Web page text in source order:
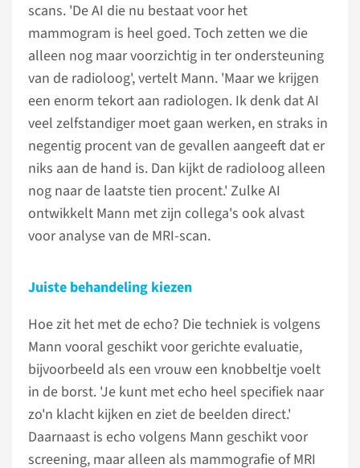
scans. 'De AI die nu bestaat voor het
mammogram is heel goed. Toch zetten we die
alleen nog maar voorzichtig in ter ondersteuning
van de radioloog', vertelt Mann. 'Maar we krijgen
een enorm tekort aan radiologen. Ik denk dat AI
veel zelfstandiger moet gaan werken, en straks in
negentig procent van de gevallen aangeeft dat er
niks aan de hand is. Dan kijkt de radioloog alleen
nog naar de laatste tien procent.' Zulke AI
ontwikkelt Mann met zijn collega's ook alvast
voor analyse van de MRI-scan.
Juiste behandeling kiezen
Hoe zit het met de echo? Die techniek is volgens
Mann vooral geschikt voor gerichte evaluatie,
bijvoorbeeld als een vrouw een knobbeltje voelt
in de borst. 'Je kunt met echo heel specifiek naar
zo'n klacht kijken en ziet de beelden direct.'
Daarnaast is echo volgens Mann geschikt voor
screening, maar alleen als mammografie of MRI